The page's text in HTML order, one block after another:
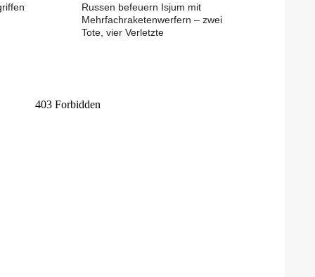
Russen befeuern Isjum mit
Mehrfachraketenwerfern – zwei
Tote, vier Verletzte